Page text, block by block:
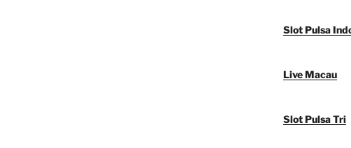
Slot Pulsa
Live Macau
Slot Pulsa Tri